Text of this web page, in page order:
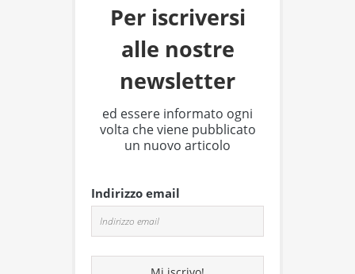
Per iscriversi
alle nostre
newsletter
ed essere informato ogni
volta che viene pubblicato
un nuovo articolo
Indirizzo email